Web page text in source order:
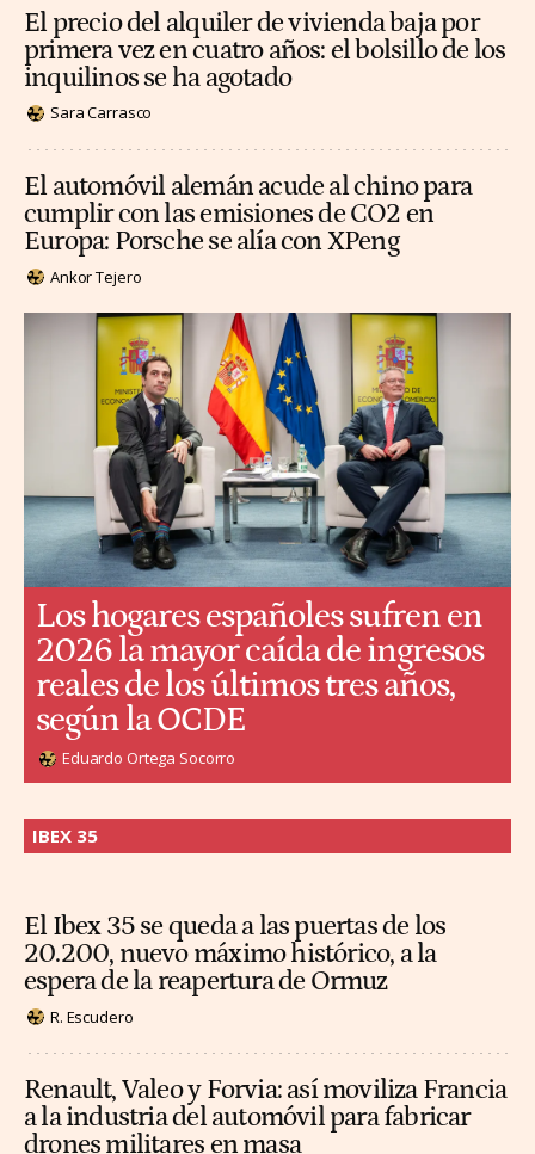
El precio del alquiler de vivienda baja por
primera vez en cuatro años: el bolsillo de los
inquilinos se ha agotado
Sara Carrasco
El automóvil alemán acude al chino para
cumplir con las emisiones de CO2 en
Europa: Porsche se alía con XPeng
Ankor Tejero
Los hogares españoles sufren en
2026 la mayor caída de ingresos
reales de los últimos tres años,
según la OCDE
Eduardo Ortega Socorro
IBEX 35
El Ibex 35 se queda a las puertas de los
20.200, nuevo máximo histórico, a la
espera de la reapertura de Ormuz
R. Escudero
Renault, Valeo y Forvia: así moviliza Francia
a la industria del automóvil para fabricar
drones militares en masa